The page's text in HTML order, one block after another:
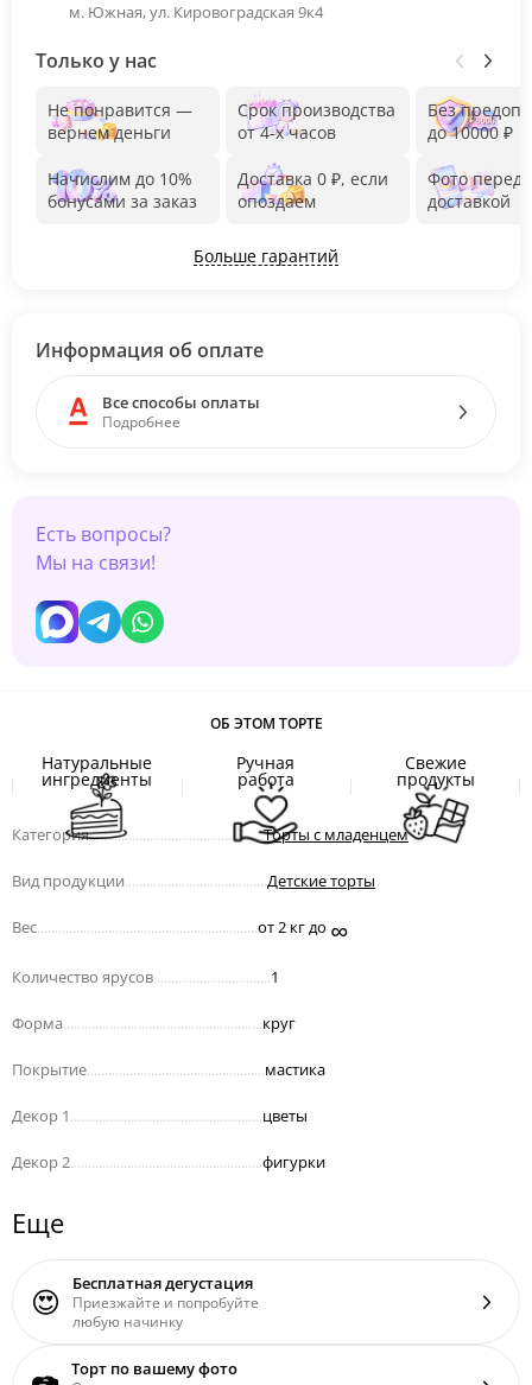
м. Южная, ул. Кировоградская 9к4
Только у нас
Не понравится —
вернем деньги
Начислим до 10%
бонусами за заказ
Срок производства
от 4-х часов
Доставка 0 ₽, если
опоздаем
Без
до 10000 ₽
Фото перед
доставкой
Больше гарантий
Информация об оплате
Все способы оплаты
Подробнее
Есть вопросы?
Мы на связи!
ОБ ЭТОМ ТОРТЕ
Натуральные
ингредиенты
Ручная
работа
Свежие
продукты
Категория.................................................Торты с младенцем
Вид продукции Детские торты
Вес от 2 кг до ∞
Количество ярусов 1
Форма круг
Покрытие мастика
Декор 1 цветы
Декор 2 фигурки
Еще
😍 Бесплатная дегустация
Приезжайте и попробуйте
любую начинку
Торт по вашему фото